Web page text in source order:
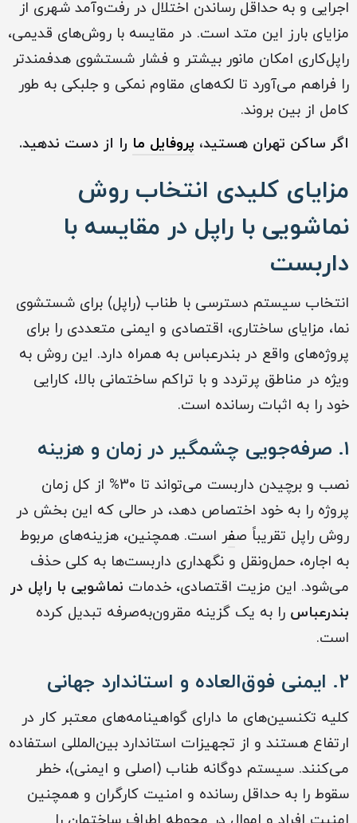
اجرایی و به حداقل رساندن اختلال در رفت‌وآمد شهری از
مزایای بارز این متد است. در مقایسه با روش‌های قدیمی،
راپل‌کاری امکان مانور بیشتر و فشار شستشوی هدفمندتر
را فراهم می‌آورد تا لکه‌های مقاوم نمکی و جلبکی به طور
کامل از بین بروند.
اگر ساکن ‏‏تهران هستید، پروفایل ما را از دست ندهید.
مزایای کلیدی انتخاب روش
نماشویی با راپل در مقایسه با
داربست
انتخاب سیستم دسترسی با طناب (راپل) برای شستشوی
نما، مزایای ساختاری، اقتصادی و ایمنی متعددی را برای
پروژه‌های واقع در بندرعباس به همراه دارد. این روش به
ویژه در مناطق پرتردد و با تراکم ساختمانی بالا، کارایی
خود را به اثبات رسانده است.
1. صرفه‌جویی چشمگیر در زمان و هزینه
نصب و برچیدن داربست می‌تواند تا 30% از کل زمان
پروژه را به خود اختصاص دهد، در حالی که این بخش در
روش راپل تقریباً صفر است. همچنین، هزینه‌های مربوط
به اجاره، حمل‌ونقل و نگهداری داربست‌ها به کلی حذف
می‌شود. این مزیت اقتصادی، خدمات نماشویی با راپل در
بندرعباس را به یک گزینه مقرون‌به‌صرفه تبدیل کرده
است.
2. ایمنی فوق‌العاده و استاندارد جهانی
کلیه تکنسین‌های ما دارای گواهینامه‌های معتبر کار در
ارتفاع هستند و از تجهیزات استاندارد بین‌المللی استفاده
می‌کنند. سیستم دوگانه طناب (اصلی و ایمنی)، خطر
سقوط را به حداقل رسانده و امنیت کارگران و همچنین